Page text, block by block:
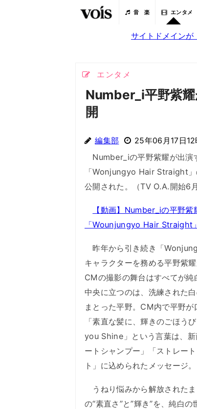
音 楽 エンタメ
サイトドメインが
エンタメ
Number_i平野紫
開
編集部 25年06月17日12
Number_iの平野紫耀が出演
「Wonjungyo Hair Straight
公開された。（TV O.A.開始6
【動画】Number_iの平野紫
「Wounjungyo Hair Straight
昨年から引き続き「
キャラクターを務める平野紫
CMの撮影の舞台はすべてが純
中央に立つのは、洗練された
まとった平野。CM内で平野が
「素直な髪に、輝きのごほう
you Shine」という言葉は、新
ートシャンプー」「ストレー
ト」に込められたメッセージ。
うねり悩みから解放された
の“素直さ”と”輝き”を、純白の